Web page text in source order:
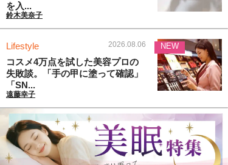
を入...
鈴木美奈子
Lifestyle 2026.08.06
コスメ4万点を試した美容プロの
失敗談。「手の甲に塗って確認」
「SN...
遠藤幸子
NEW